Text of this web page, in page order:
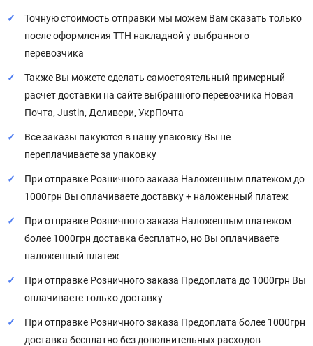
Точную стоимость отправки мы можем Вам сказать только
после оформления ТТН накладной у выбранного
перевозчика
Также Вы можете сделать самостоятельный примерный
расчет доставки на сайте выбранного перевозчика Новая
Почта, Justin, Деливери, УкрПочта
Все заказы пакуются в нашу упаковку Вы не
переплачиваете за упаковку
При отправке Розничного заказа Наложенным платежом до
1000грн Вы оплачиваете доставку + наложенный платеж
При отправке Розничного заказа Наложенным платежом
более 1000грн доставка бесплатно, но Вы оплачиваете
наложенный платеж
При отправке Розничного заказа Предоплата до 1000грн Вы
оплачиваете только доставку
При отправке Розничного заказа Предоплата более 1000грн
доставка бесплатно без дополнительных расходов